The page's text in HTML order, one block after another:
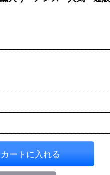
カートに入れる